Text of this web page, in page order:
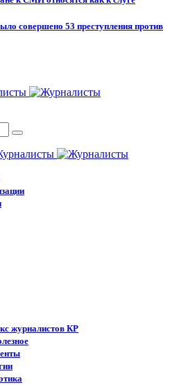
совершено 53 преступления против
журналистов КР